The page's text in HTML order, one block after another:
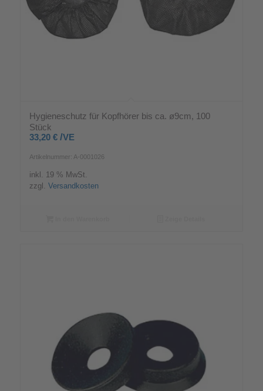
Hygieneschutz für Kopfhörer bis ca. ø9cm, 100
Stück
33,20 € /VE
Artikelnummer: A-0001026
inkl. 19 % MwSt.
zzgl. Versandkosten